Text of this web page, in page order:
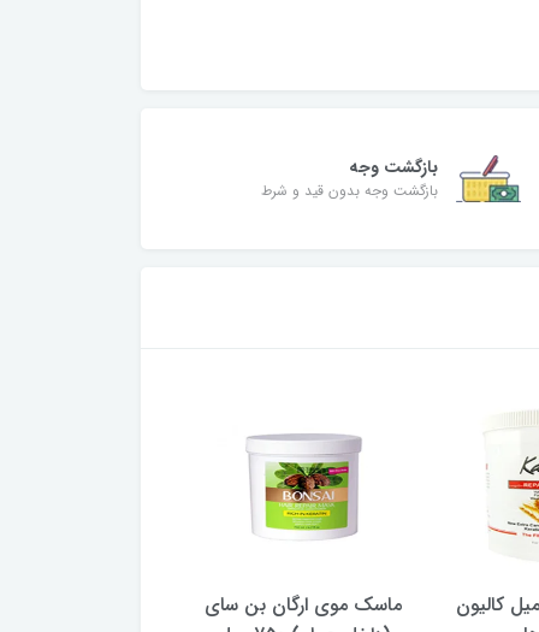
بازگشت وجه
بازگشت وجه بدون قید و شرط
ماسک مو 750 میل کالیون
ماسک موی ارگان بن سای